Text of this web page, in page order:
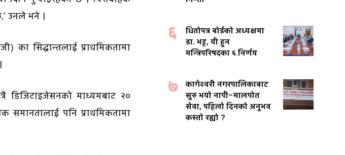
उनले भने ।
सिद्धान्तलाई प्राथमिकतामा
डिजिटाइजेसनको माध्यमबाट २०
पनि प्राथमिकतामा
६
धितोपत्र बोर्डको अध्यक्षमा
डा. भट्ट, यी हुन
मन्त्रिपरिषदका ६ निर्णय
७
कागेश्वरी नगरपालिकाबाट
सुरु भयो नापी–मालपोत
सेवा, पहिलो दिनको अनुभव
कस्तो रह्यो ?